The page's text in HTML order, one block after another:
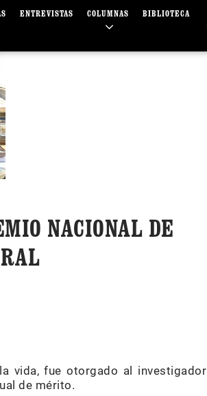
ENTREVISTAS COLUMNAS BIBLIOTECA
NACIONAL DE
vida, fue otorgado al investigador
de mérito.